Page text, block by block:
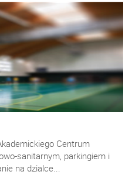
Centrum
sanitarnym, parkingiem i
na dzialce...